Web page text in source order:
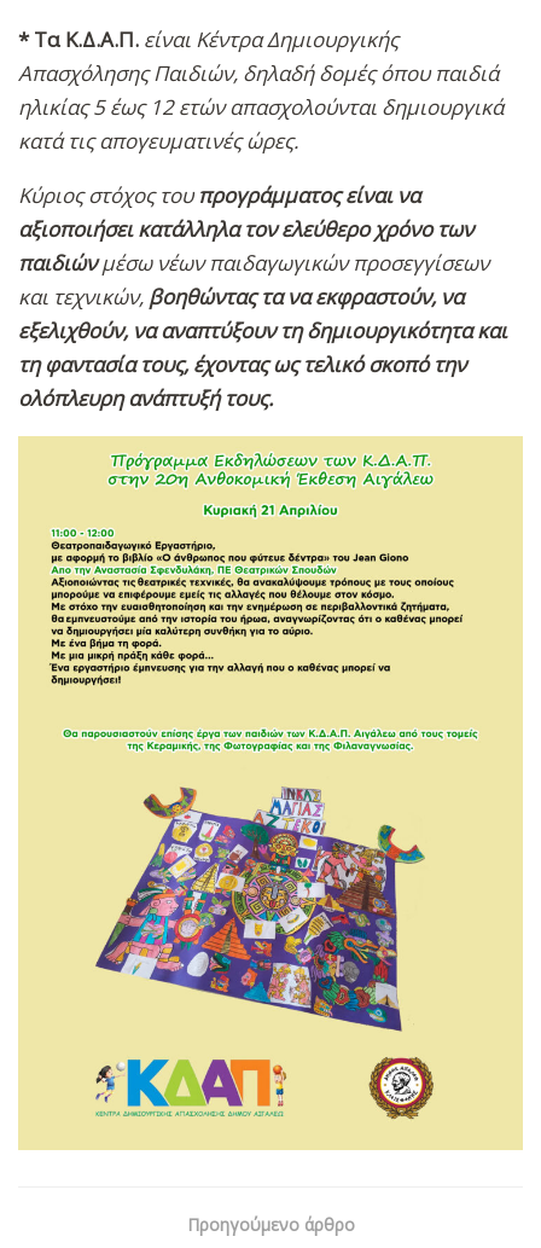
* Τα Κ.Δ.Α.Π. είναι Κέντρα Δημιουργικής
Απασχόλησης Παιδιών, δηλαδή δομές όπου παιδιά
ηλικίας 5 έως 12 ετών απασχολούνται δημιουργικά
κατά τις απογευματινές ώρες.
Κύριος στόχος τουπρογράμματος είναι να
αξιοποιήσει κατάλληλα τον ελεύθερο χρόνο των
παιδιώνμέσω νέων παιδαγωγικών προσεγγίσεων
και τεχνικών, βοηθώντας τα να εκφραστούν, να
εξελιχθούν, να αναπτύξουν τη δημιουργικότητα και
τη φαντασία τους, έχοντας ως τελικό σκοπό την
ολόπλευρη ανάπτυξή τους.
Προηγούμενο άρθρο